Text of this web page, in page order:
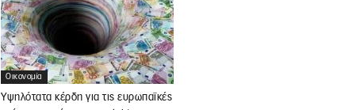
Οικονομία
Υψηλότατα κέρδη για τις ευρωπαϊκές